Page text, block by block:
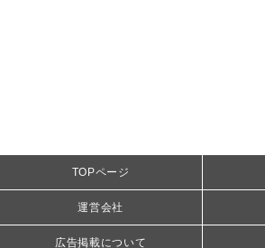
TOPページ
運営会社
広告掲載について